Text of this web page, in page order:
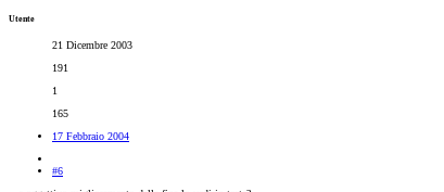
Utente
21 Dicembre 2003
191
1
165
17 Febbraio 2004
#6